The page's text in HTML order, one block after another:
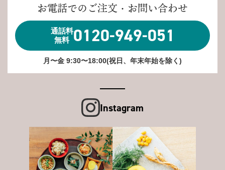
お電話でのご注文・お問い合わせ
通話料
無料 0120-949-051
月〜金 9:30〜18:00(祝日、年末年始を除く)
Instagram